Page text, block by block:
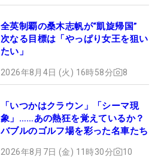
全英制覇の桑木志帆が“凱旋帰国”
次なる目標は「やっぱり女王を狙い
たい」
2026年8月4日 (火) 16時58分 8
「いつかはクラウン」「シーマ現
象」……あの熱狂を覚えているか？
バブルのゴルフ場を彩った名車たち
2026年8月7日 (金) 11時30分 10